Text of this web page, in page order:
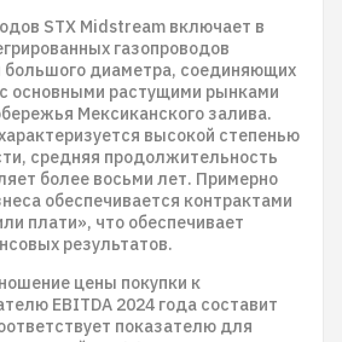
STX Midstream включает в
газопроводов
большого диаметра, соединяющих
основными растущими рынками
Мексиканского залива.
высокой степенью
средняя продолжительность
более восьми лет. Примерно
обеспечивается контрактами
плати», что обеспечивает
результатов.
цены покупки к
EBITDA 2024 года составит
показателю для